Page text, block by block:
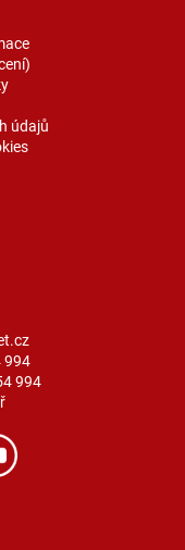
údajů
994
994